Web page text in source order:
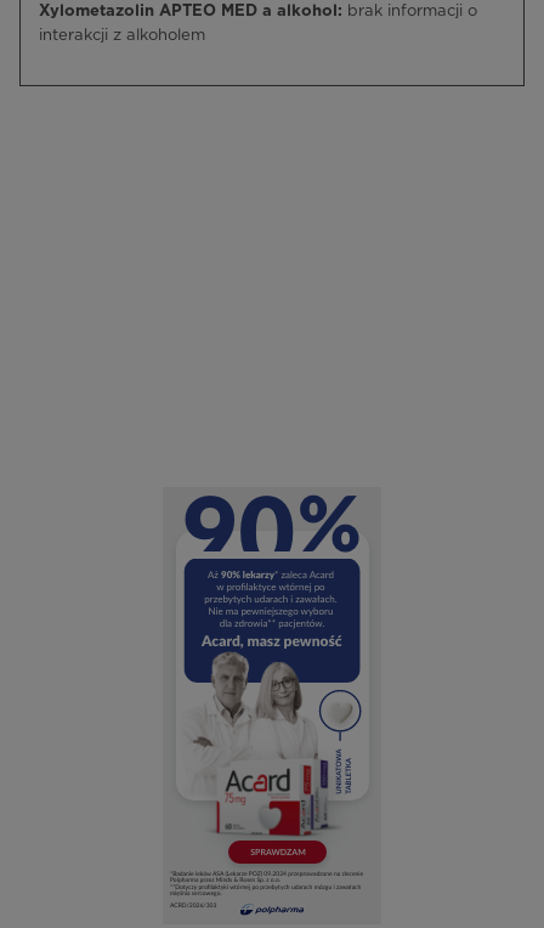
Xylometazolin APTEO MED a alkohol: brak informacji o
interakcji z alkoholem